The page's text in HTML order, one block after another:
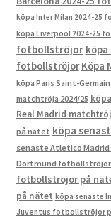
köpa Inter Milan 2024-25
köpa Liverpool 2024-25
fotbollströjor köpa
fotbollströjor Köpa
köpa Paris Saint-
matchtröja 2024/25
Real Madrid
på nätet köpa
senaste Atletico
Dortmund
fotbollströjor på
på nätet köpa senaste
Juventus fotbollströjor